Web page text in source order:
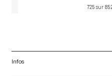
725 sur
Infos